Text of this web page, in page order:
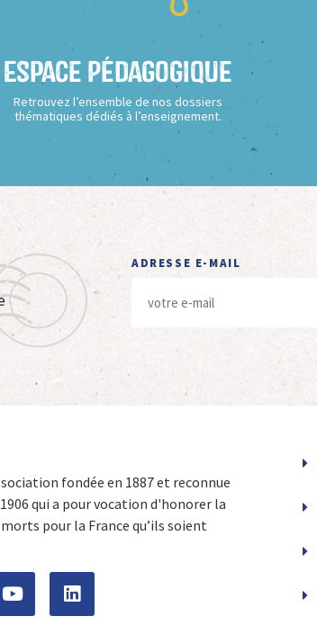
Espace Pédagogique
Retrouvez l’ensemble de nos dossiers
thématiques dédiés à l’enseignement.
ADRESSE E-MAIL
fondée en 1887 et reconnue
qui a pour vocation d'honorer la
pour la France qu’ils soient